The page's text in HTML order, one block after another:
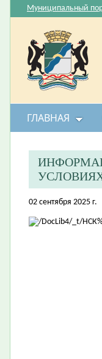
Муниципальный
ГЛАВНАЯ
02 сентября 2025 г.